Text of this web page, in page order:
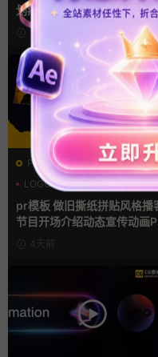
划痕复古视频过渡
PR基本图形mogrt
LOGO动画
PR基本图形
复古风
pr模板 做旧撕纸拼贴风格播
节目开场介绍动态宣传动画
模版4天前